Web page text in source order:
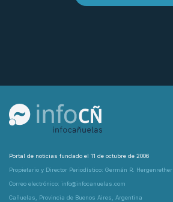
Portal de noticias fundado el 11 de octubre de 2006
Propietario y Director Periodístico: Germán R. Hergenrether
Correo electrónico: info@infocanuelas.com
Cañuelas, Provincia de Buenos Aires, Argentina